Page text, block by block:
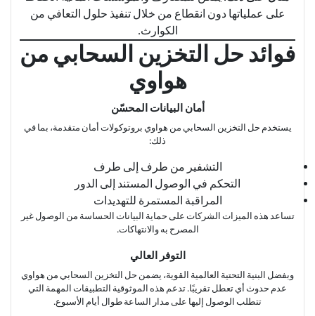
على عملياتها دون انقطاع من خلال تنفيذ حلول التعافي من
الكوارث.
فوائد حل التخزين السحابي من
هواوي
أمان البيانات المحسّن
يستخدم حل التخزين السحابي من هواوي بروتوكولات أمان متقدمة، بما في
ذلك:
التشفير من طرف إلى طرف
التحكم في الوصول المستند إلى الدور
المراقبة المستمرة للتهديدات
تساعد هذه الميزات الشركات على حماية البيانات الحساسة من الوصول غير
المصرح به والانتهاكات.
التوفر العالي
وبفضل البنية التحتية العالمية القوية، يضمن حل التخزين السحابي من هواوي
عدم حدوث أي تعطل تقريبًا. تدعم هذه الموثوقية التطبيقات المهمة التي
تتطلب الوصول إليها على مدار الساعة طوال أيام الأسبوع.